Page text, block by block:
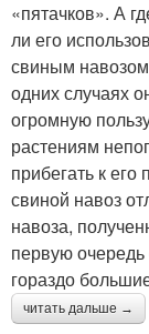
«пятачков». А
ли его
свиным навозом
одних случаях
огромную
растениям
прибегать к
свиной навоз
навоза,
первую очередь
гораздо
читать дальше →